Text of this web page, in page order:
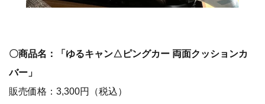
〇商品名：「ゆるキャン△ピングカー 両面クッションカ
バー」
販売価格：3,300円（税込）